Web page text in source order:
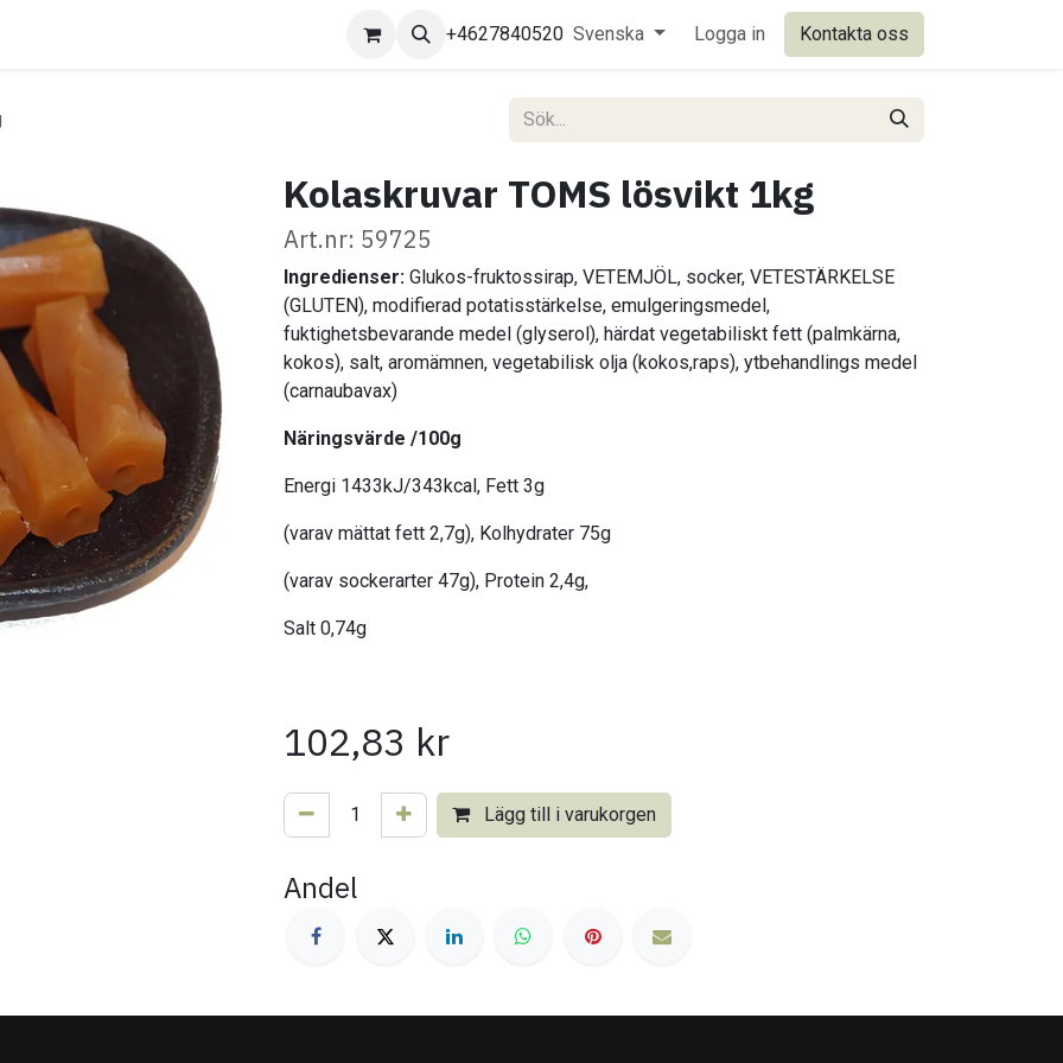
+4627840520 Svenska Logga in Kontakta oss
Kolaskruvar TOMS lösvikt 1kg
Art.nr: 59725
Ingredienser: Glukos-fruktossirap, VETEMJÖL, socker, VETESTÄRKELSE
(GLUTEN), modifierad potatisstärkelse, emulgeringsmedel,
fuktighetsbevarande medel (glyserol), härdat vegetabiliskt fett (palmkärna,
kokos), salt, aromämnen, vegetabilisk olja (kokos,raps), ytbehandlings medel
(carnaubavax)
Näringsvärde /100g
Energi 1433kJ/343kcal, Fett 3g
(varav mättat fett 2,7g), Kolhydrater 75g
(varav sockerarter 47g), Protein 2,4g,
Salt 0,74g
102,83 kr
Lägg till i varukorgen
Andel